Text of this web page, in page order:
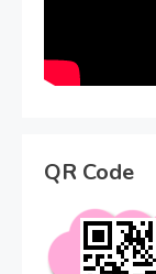
QR Code